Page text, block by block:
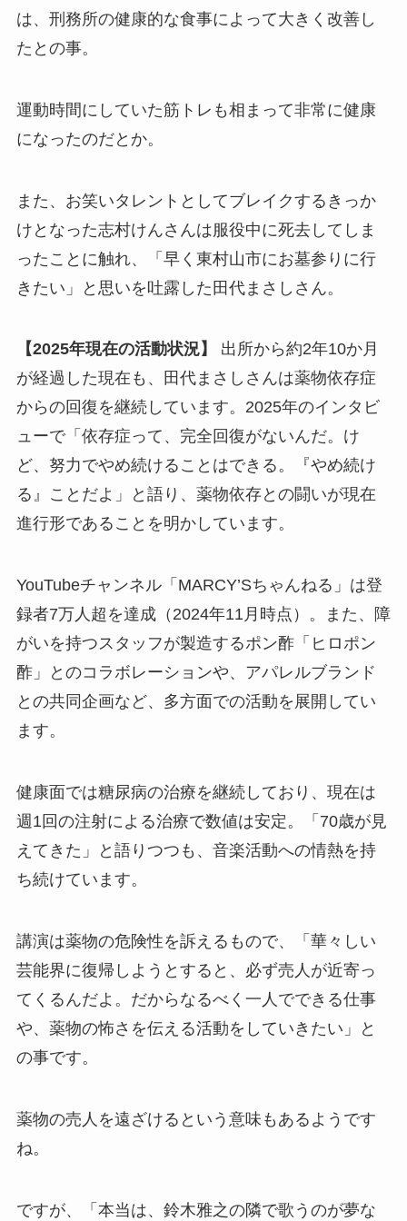
は、刑務所の健康的な食事によって大きく改善し
たとの事。
運動時間にしていた筋トレも相まって非常に健康
になったのだとか。
また、お笑いタレントとしてブレイクするきっか
けとなった志村けんさんは服役中に死去してしま
ったことに触れ、「早く東村山市にお墓参りに行
きたい」と思いを吐露した田代まさしさん。
【2025年現在の活動状況】
出所から約2年10か月
が経過した現在も、田代まさしさんは薬物依存症
からの回復を継続しています。2025年のインタビ
ューで「依存症って、完全回復がないんだ。け
ど、努力でやめ続けることはできる。『やめ続け
る』ことだよ」と語り、薬物依存との闘いが現在
進行形であることを明かしています。
YouTubeチャンネル「MARCY’Sちゃんねる」は登
録者7万人超を達成（2024年11月時点）。また、障
がいを持つスタッフが製造するポン酢「ヒロポン
酢」とのコラボレーションや、アパレルブランド
との共同企画など、多方面での活動を展開してい
ます。
健康面では糖尿病の治療を継続しており、現在は
週1回の注射による治療で数値は安定。「70歳が見
えてきた」と語りつつも、音楽活動への情熱を持
ち続けています。
講演は薬物の危険性を訴えるもので、「 華々しい
芸能界に復帰しようとすると、必ず売人が近寄っ
てくるんだよ。だからなるべく一人でできる仕事
や、薬物の怖さを伝える活動をしていきたい 」と
の事です。
薬物の売人を遠ざけるという意味もあるようです
ね。
ですが、「 本当は、鈴木雅之の隣で歌うのが夢な